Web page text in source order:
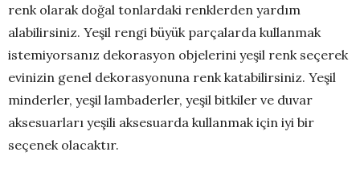
renk olarak doğal tonlardaki renklerden yardım
alabilirsiniz. Yeşil rengi büyük parçalarda kullanmak
istemiyorsanız dekorasyon objelerini yeşil renk seçerek
evinizin genel dekorasyonuna renk katabilirsiniz. Yeşil
minderler, yeşil lambaderler, yeşil bitkiler ve duvar
aksesuarları yeşili aksesuarda kullanmak için iyi bir
seçenek olacaktır.